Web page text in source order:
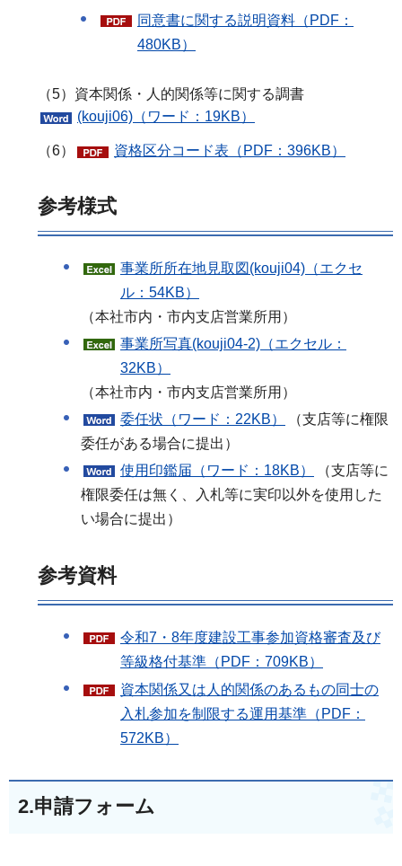
同意書に関する説明資料（PDF：
480KB）
（5）資本関係・人的関係等に関する調書
(kouji06)（ワード：19KB）
（6） 資格区分コード表（PDF：396KB）
参考様式
事業所所在地見取図(kouji04)（エクセ
ル：54KB）
（本社市内・市内支店営業所用）
事業所写真(kouji04-2)（エクセル：
32KB）
（本社市内・市内支店営業所用）
委任状（ワード：22KB）
（支店等に権限
委任がある場合に提出）
使用印鑑届（ワード：18KB）
（支店等に
権限委任は無く、入札等に実印以外を使用した
い場合に提出）
参考資料
令和7・8年度建設工事参加資格審査及び
等級格付基準（PDF：709KB）
資本関係又は人的関係のあるもの同士の
入札参加を制限する運用基準（PDF：
572KB）
2.申請フォーム